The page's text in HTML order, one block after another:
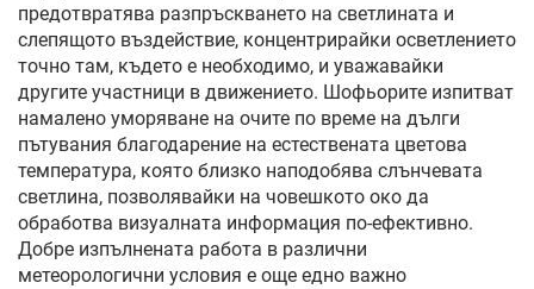
предотвратява разпръскването на светлината и
слепящото въздействие, концентрирайки осветлението
точно там, където е необходимо, и уважавайки
другите участници в движението. Шофьорите изпитват
намалено уморяване на очите по време на дълги
пътувания благодарение на естествената цветова
температура, която близко наподобява слънчевата
светлина, позволявайки на човешкото око да
обработва визуалната информация по-ефективно.
Добре изпълнената работа в различни
метеорологични условия е още едно важно